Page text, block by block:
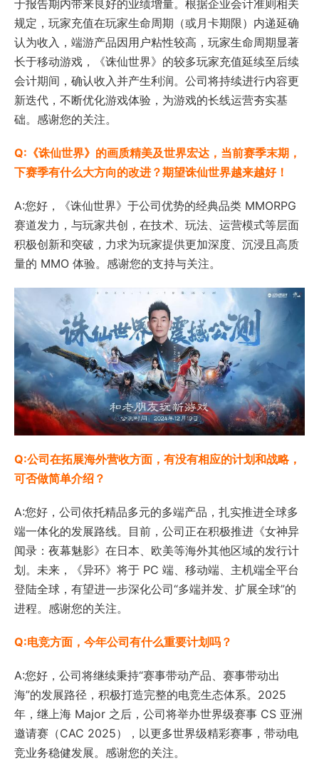
于报告期内带来良好的业绩增量。根据企业会计准则相关
规定，玩家充值在玩家生命周期（或月卡期限）内递延确
认为收入，端游产品因用户粘性较高，玩家生命周期显著
长于移动游戏，《诛仙世界》的较多玩家充值延续至后续
会计期间，确认收入并产生利润。公司将持续进行内容更
新迭代，不断优化游戏体验，为游戏的长线运营夯实基
础。感谢您的关注。
Q:《诛仙世界》的画质精美及世界宏达，当前赛季末期，
下赛季有什么大方向的改进？期望诛仙世界越来越好！
A:您好，《诛仙世界》于公司优势的经典品类 MMORPG
赛道发力，与玩家共创，在技术、玩法、运营模式等层面
积极创新和突破，力求为玩家提供更加深度、沉浸且高质
量的 MMO 体验。感谢您的支持与关注。
Q:公司在拓展海外营收方面，有没有相应的计划和战略，
可否做简单介绍？
A:您好，公司依托精品多元的多端产品，扎实推进全球多
端一体化的发展路线。目前，公司正在积极推进《女神异
闻录：夜幕魅影》在日本、欧美等海外其他区域的发行计
划。未来，《异环》将于 PC 端、移动端、主机端全平台
登陆全球，有望进一步深化公司“多端并发、扩展全球”的
进程。感谢您的关注。
Q:电竞方面，今年公司有什么重要计划吗？
A:您好，公司将继续秉持“赛事带动产品、赛事带动出
海”的发展路径，积极打造完整的电竞生态体系。2025
年，继上海 Major 之后，公司将举办世界级赛事 CS 亚洲
邀请赛（CAC 2025），以更多世界级精彩赛事，带动电
竞业务稳健发展。感谢您的关注。